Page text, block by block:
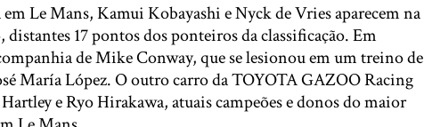
Le Mans, Kamui Kobayashi e Nyck de Vries aparecem na
17 pontos dos ponteiros da classificação. Em
de Mike Conway, que se lesionou em um treino de
María López. O outro carro da TOYOTA GAZOO Racing
e Ryo Hirakawa, atuais campeões e donos do maior